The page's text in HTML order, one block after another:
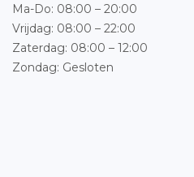
Ma-Do: 08:00 – 20:00
Vrijdag: 08:00 – 22:00
Zaterdag: 08:00 – 12:00
Zondag: Gesloten